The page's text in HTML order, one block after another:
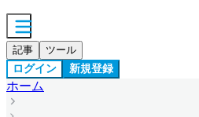
記事 ツール
ログイン 新規登録
ホーム